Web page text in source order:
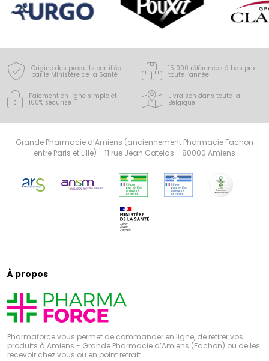
Origine des produits certifiée
par le Ministère de la Santé
15 000 références à bas prix
toute l’année
Paiement en ligne simple et
100% sécurisé
Livraison dans toute la
Belgique
Grande Pharmacie d’Amiens (anciennement Pharmacie Fachon
entre Paris et Lille) - 11 rue Jean Catelas - 80000 Amiens
À propos
Pharmaforce vous permet de commander en ligne, de retirer vos
produits à Amiens - Grande Pharmacie d’Amiens (Fachon) ou de les
recevoir chez vous ou en point retrait